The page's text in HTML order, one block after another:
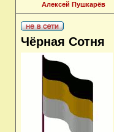
Алексей Пушкарёв
Чёрная Сотня